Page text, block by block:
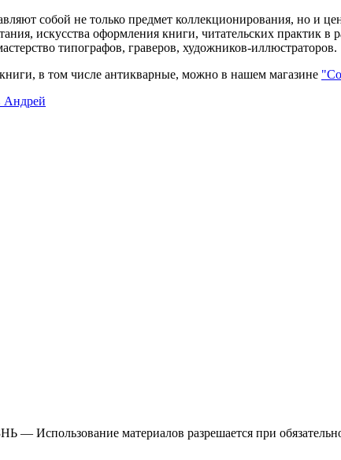
собой не только предмет коллекционирования, но и
искусства оформления книги, читательских
типографов, граверов, художников-иллюстраторов.
в том числе антикварные, можно в нашем магазине
Андрей
материалов разрешается при